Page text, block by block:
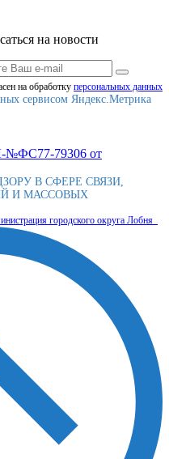
на новости
на обработку персональныx данных
сервисом Яндекс.Метрика
№ФС77-79306 от
В СФЕРЕ СВЯЗИ,
И МАССОВЫХ
городского округа Лобня